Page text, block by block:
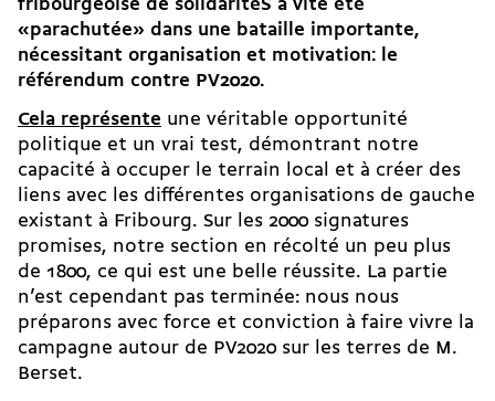
fribourgeoise de solidaritéS a vite été
«parachutée» dans une bataille importante,
nécessitant organisation et motivation: le
référendum contre PV2020.
Cela représente une véritable opportunité
politique et un vrai test, démontrant notre
capacité à occuper le terrain local et à créer des
liens avec les différentes organisations de gauche
existant à Fribourg. Sur les 2000 signatures
promises, notre section en récolté un peu plus
de 1800, ce qui est une belle réussite. La partie
n’est cependant pas terminée: nous nous
préparons avec force et conviction à faire vivre la
campagne autour de PV2020 sur les terres de M.
Berset.